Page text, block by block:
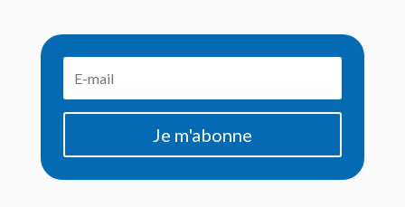
Je m'abonne